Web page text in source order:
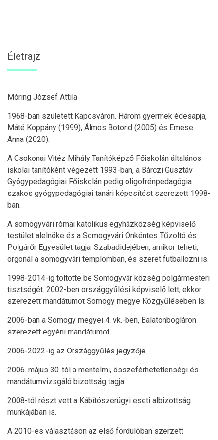
Életrajz
Móring József Attila
1968-ban született Kaposváron. Három gyermek édesapja,
Máté Koppány (1999), Álmos Botond (2005) és Emese
Anna (2020).
A Csokonai Vitéz Mihály Tanítóképző Főiskolán általános
iskolai tanítóként végezett 1993-ban, a Bárczi Gusztáv
Gyógypedagógiai Főiskolán pedig oligofrénpedagógia
szakos gyógypedagógiai tanári képesítést szerezett 1998-
ban.
A somogyvári római katolikus egyházközség képviselő
testület alelnöke és a Somogyvári Önkéntes Tűzoltó és
Polgárőr Egyesület tagja. Szabadidejében, amikor teheti,
orgonál a somogyvári templomban, és szeret futballozni is.
1998-2014-ig töltötte be Somogyvár község polgármesteri
tisztségét. 2002-ben országgyűlési képviselő lett, ekkor
szerezett mandátumot Somogy megye Közgyűlésében is.
2006-ban a Somogy megyei 4. vk.-ben, Balatonbogláron
szerezett egyéni mandátumot.
2006-2022-ig az Országgyűlés jegyzője.
2006. május 30-tól a mentelmi, összeférhetetlenségi és
mandátumvizsgáló bizottság tagja
2008-tól részt vett a Kábítószerügyi eseti albizottság
munkájában is.
A 2010-es választáson az első fordulóban szerzett